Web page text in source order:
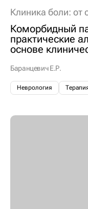
Клиника боли: от
Коморбидный
практические
основе
Баранцевич Е.Р.
Неврология